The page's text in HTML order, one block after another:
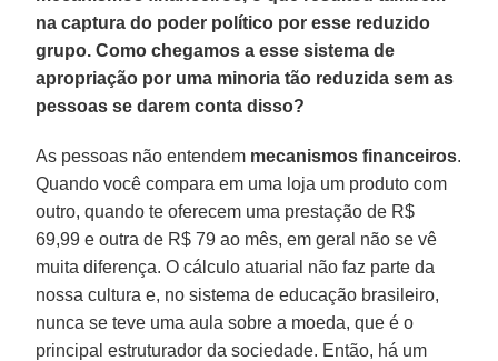
na captura do poder político por esse reduzido
grupo. Como chegamos a esse sistema de
apropriação por uma minoria tão reduzida sem as
pessoas se darem conta disso?
As pessoas não entendem mecanismos financeiros.
Quando você compara em uma loja um produto com
outro, quando te oferecem uma prestação de R$
69,99 e outra de R$ 79 ao mês, em geral não se vê
muita diferença. O cálculo atuarial não faz parte da
nossa cultura e, no sistema de educação brasileiro,
nunca se teve uma aula sobre a moeda, que é o
principal estruturador da sociedade. Então, há um